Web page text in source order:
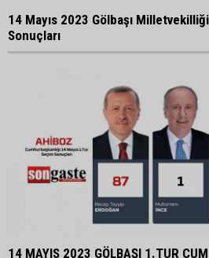
14 Mayıs 2023 Gölbaşı
Sonuçları
14 MAYIS 2023 GÖLBAŞI 1.TUR